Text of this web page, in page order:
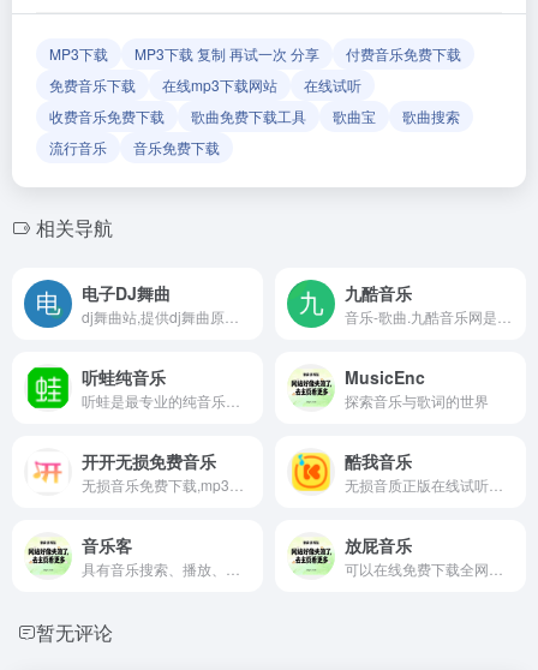
MP3下载 MP3下载 复制 再试一次 分享
付费音乐免费下载
免费音乐下载
在线mp3下载网站
在线试听
收费音乐免费下载
歌曲免费下载工具 歌曲宝
歌曲搜索
流行音乐
音乐免费下载
相关导航
电子DJ舞曲 九酷音乐
听蛙纯音乐 MusicEnc
探索音乐与歌词的世界
开开无损免费音乐 酷我音乐
音乐客 放屁音乐
暂无评论